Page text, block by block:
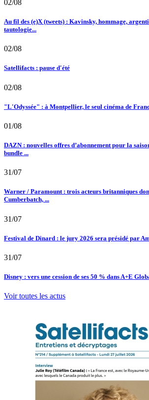
02/08
Au fil des (e)X (tweets) : Kavinsky, hommage,
tautologie...
02/08
Satellifacts : pause d'été
02/08
"L'Odyssée" : à Montpellier, le seul cinéma de
01/08
DAZN : nouvelles offres d’abonnement pour la
bundle ...
31/07
Warner / Paramount : trois acteurs britanniques
Cumberbatch, ...
31/07
Festival de Dinard : le jury 2026 sera présidé par
31/07
Disney : vers une cession de ses 50 % dans A+E
Voir toutes les actus